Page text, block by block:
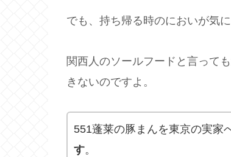
でも、持ち帰る時のにおいが気
関西人のソールフードと言って
きないのですよ。
551蓬莱の豚まんを東京の実家
す。